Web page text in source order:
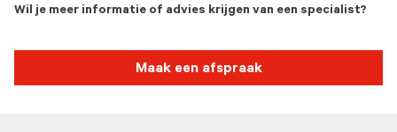
Wil je meer informatie of advies krijgen van een specialist?
Maak een afspraak